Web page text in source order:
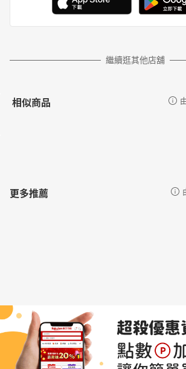
繼續逛其他店舖
相似商品
更多推薦